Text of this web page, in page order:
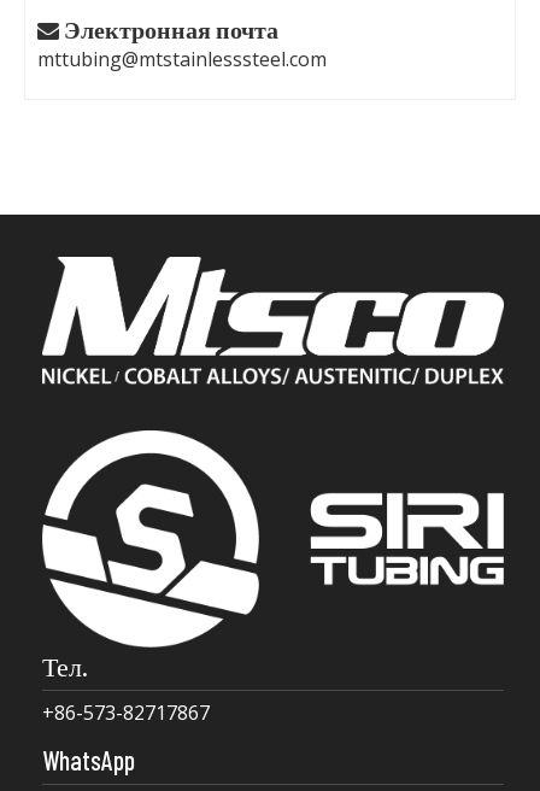
 Электронная почта
mttubing@mtstainlesssteel.com
Тел.
+86-573-82717867
WhatsApp